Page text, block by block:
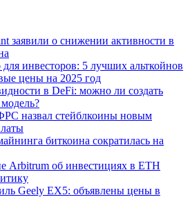
заявили о снижении активности в
для инвесторов: 5 лучших альткойнов
цены на 2025 год
в DeFi: можно ли создать
назвал стейблкоины новым
биткоина сократилась на
Arbitrum об инвестициях в ETH
Geely EX5: объявлены цены в